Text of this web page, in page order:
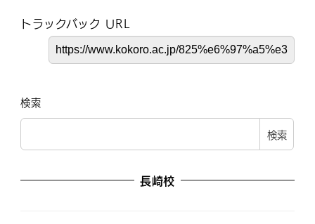
トラックバック URL
検索
検索
長崎校